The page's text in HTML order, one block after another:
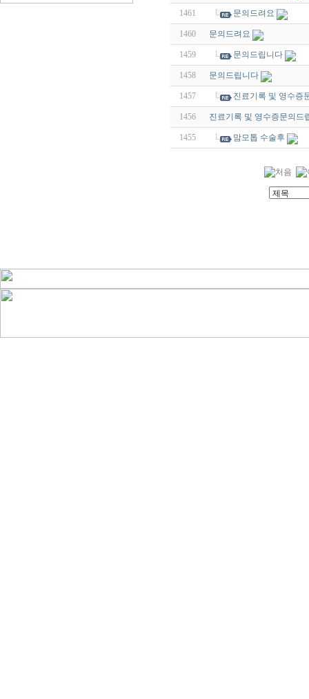
1461 문의드려요
1460 문의드려요
1459 문의드립니다
1458 문의드립니다
1457 진료기록 및 영수증
1456 진료기록 및 영수증문의드
1455 맘모톱 수술후